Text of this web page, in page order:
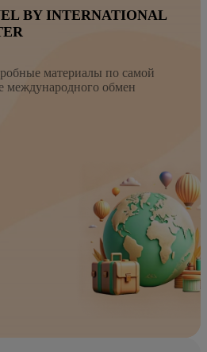
BY INTERNATIONAL
материалы по самой
международного обмен